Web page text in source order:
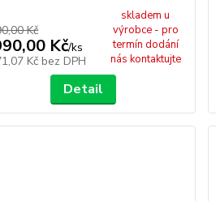
Kč
Kč/ks
Kč bez DPH
skladem u
výrobce - pro
termín dodání
nás kontaktujte
Detail